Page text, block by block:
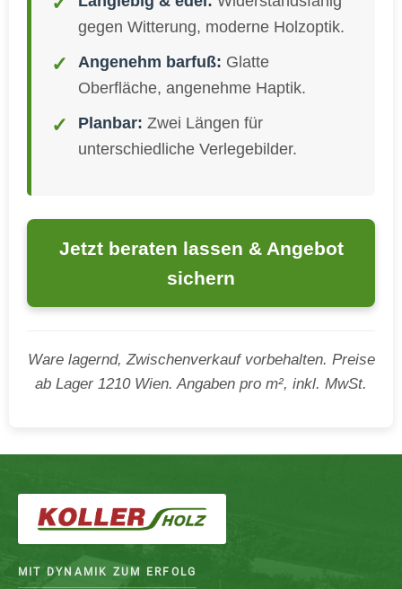
gegen Witterung, moderne Holzoptik.
Angenehm barfuß: Glatte
Oberfläche, angenehme Haptik.
Planbar: Zwei Längen für
unterschiedliche Verlegebilder.
Jetzt beraten lassen & Angebot
sichern
Ware lagernd, Zwischenverkauf vorbehalten. Preise
ab Lager 1210 Wien. Angaben pro m², inkl. MwSt.
MIT DYNAMIK ZUM ERFOLG